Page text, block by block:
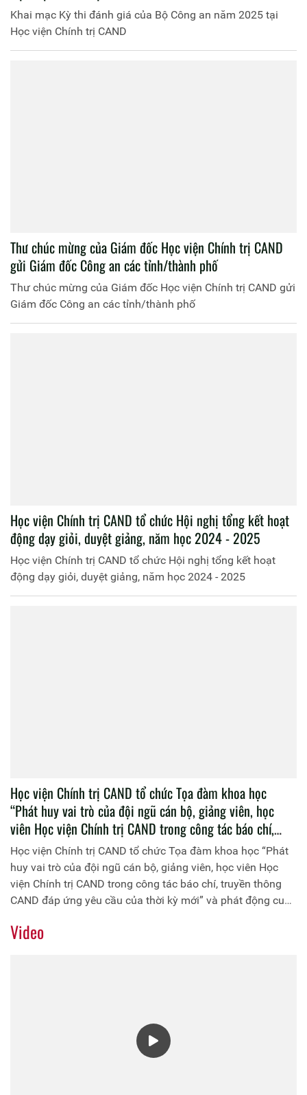
Khai mạc Kỳ thi đánh giá của Bộ Công an năm 2025 tại
Học viện Chính trị CAND
Thư chúc mừng của Giám đốc Học viện Chính trị CAND
gửi Giám đốc Công an các tỉnh/thành phố
Thư chúc mừng của Giám đốc Học viện Chính trị CAND gửi
Giám đốc Công an các tỉnh/thành phố
Học viện Chính trị CAND tổ chức Hội nghị tổng kết hoạt
động dạy giỏi, duyệt giảng, năm học 2024 - 2025
Học viện Chính trị CAND tổ chức Hội nghị tổng kết hoạt
động dạy giỏi, duyệt giảng, năm học 2024 - 2025
Học viện Chính trị CAND tổ chức Tọa đàm khoa học
“Phát huy vai trò của đội ngũ cán bộ, giảng viên, học
viên Học viện Chính trị CAND trong công tác báo chí,
truyền thông CAND đáp ứng yêu cầu của thời kỳ mới” và
phát động cuộc thi “Giải Búa liềm vàng” lần thứ X năm
2025 trong Đảng bộ Học viện Chính trị CAND.
Học viện Chính trị CAND tổ chức Tọa đàm khoa học “Phát
huy vai trò của đội ngũ cán bộ, giảng viên, học viên Học
viện Chính trị CAND trong công tác báo chí, truyền thông
CAND đáp ứng yêu cầu của thời kỳ mới” và phát động cuộc
Học viện Chính trị CAND.
Video